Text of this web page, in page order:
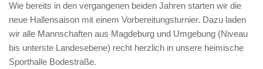
Wie bereits in den vergangenen beiden Jahren starten wir die
neue Hallensaison mit einem Vorbereitungsturnier. Dazu laden
wir alle Mannschaften aus Magdeburg und Umgebung (Niveau
bis unterste Landesebene) recht herzlich in unsere heimische
Sporthalle Bodestraße.